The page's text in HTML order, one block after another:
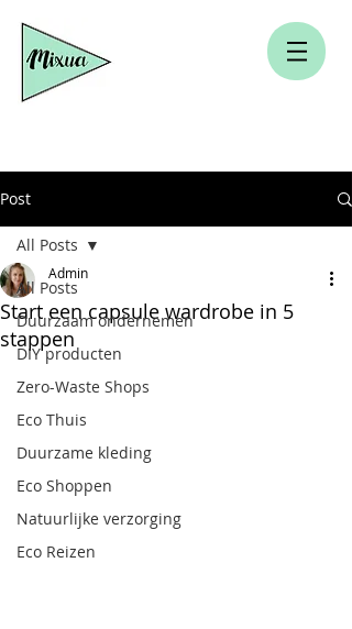
Post
All Posts
Duurzaam ondernemen
DIY producten
Zero-Waste Shops
Eco Thuis
Duurzame kleding
Eco Shoppen
Natuurlijke verzorging
Eco Reizen
All Posts
Start een capsule wardrobe in 5
stappen
Admin